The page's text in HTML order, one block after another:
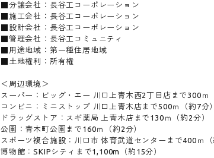
■分譲会社：長谷工コーポレーション
■施工会社：長谷工コーポレーション
■設計会社：長谷工コーポレーション
■管理会社：長谷工コミュニティ
■用途地域：第一種住居地域
■土地権利：所有権
＜周辺環境＞
スーパー：ビッグ・エー 川口上青木西2丁目店まで300ｍ
コンビニ：ミニストップ 川口上青木店まで500ｍ（約7分）
ドラッグストア：スギ薬局 上青木店まで130ｍ（約2分）
公園：青木町公園まで160ｍ（約2分）
スポーツ複合施設：川口市 体育武道センターまで400ｍ（
博物館：SKIPシティまで1,100m（約15分）